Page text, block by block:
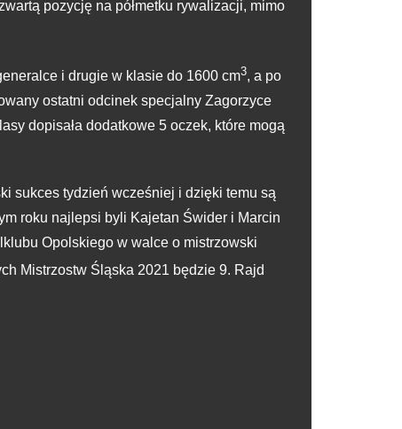
pozycję na półmetku rywalizacji, mimo
i drugie w klasie do 1600 cm3, a po
ostatni odcinek specjalny Zagorzyce
dopisała dodatkowe 5 oczek, które mogą
sukces tydzień wcześniej i dzięki temu są
roku najlepsi byli Kajetan Świder i Marcin
Opolskiego w walce o mistrzowski
Mistrzostw Śląska 2021 będzie 9. Rajd